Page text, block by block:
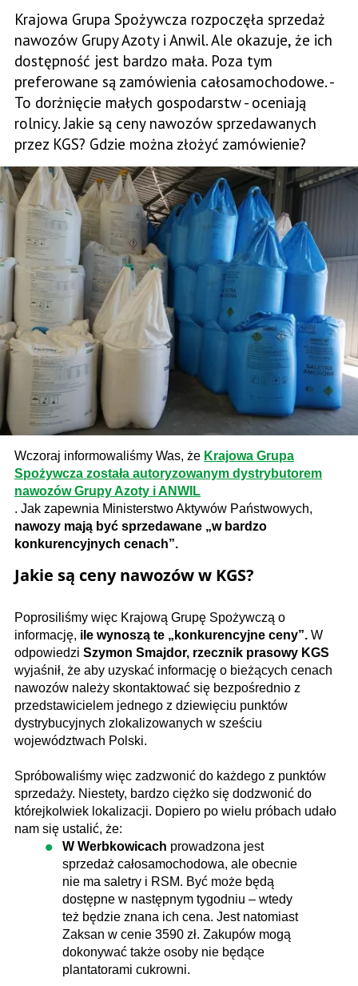
Krajowa Grupa Spożywcza rozpoczęła sprzedaż
nawozów Grupy Azoty i Anwil. Ale okazuje, że ich
dostępność jest bardzo mała. Poza tym
preferowane są zamówienia całosamochodowe. -
To dorżnięcie małych gospodarstw - oceniają
rolnicy. Jakie są ceny nawozów sprzedawanych
przez KGS? Gdzie można złożyć zamówienie?
Wczoraj informowaliśmy Was, że Krajowa Grupa
Spożywcza została autoryzowanym dystrybutorem
nawozów Grupy Azoty i ANWIL
. Jak zapewnia Ministerstwo Aktywów Państwowych,
nawozy mają być sprzedawane „w bardzo
konkurencyjnych cenach”.
Jakie są ceny nawozów w KGS?
Poprosiliśmy więc Krajową Grupę Spożywczą o
informację, ile wynoszą te „konkurencyjne ceny”. W
odpowiedzi Szymon Smajdor, rzecznik prasowy KGS
wyjaśnił, że aby uzyskać informację o bieżących cenach
nawozów należy skontaktować się bezpośrednio z
przedstawicielem jednego z dziewięciu punktów
dystrybucyjnych zlokalizowanych w sześciu
województwach Polski.
Spróbowaliśmy więc zadzwonić do każdego z punktów
sprzedaży. Niestety, bardzo ciężko się dodzwonić do
którejkolwiek lokalizacji. Dopiero po wielu próbach udało
nam się ustalić, że:
W Werbkowicach prowadzona jest
sprzedaż całosamochodowa, ale obecnie
nie ma saletry i RSM. Być może będą
dostępne w następnym tygodniu – wtedy
też będzie znana ich cena. Jest natomiast
Zaksan w cenie 3590 zł. Zakupów mogą
dokonywać także osoby nie będące
plantatorami cukrowni.